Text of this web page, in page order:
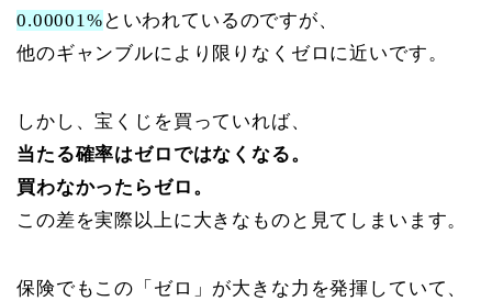
0.00001% といわれているのですが、
他のギャンブルにより限りなくゼロに近いです。
しかし、宝くじを買っていれば、
当たる確率はゼロではなくなる。
買わなかったらゼロ。
この差を実際以上に大きなものと見てしまいます。
保険でもこの「ゼロ」が大きな力を発揮していて、